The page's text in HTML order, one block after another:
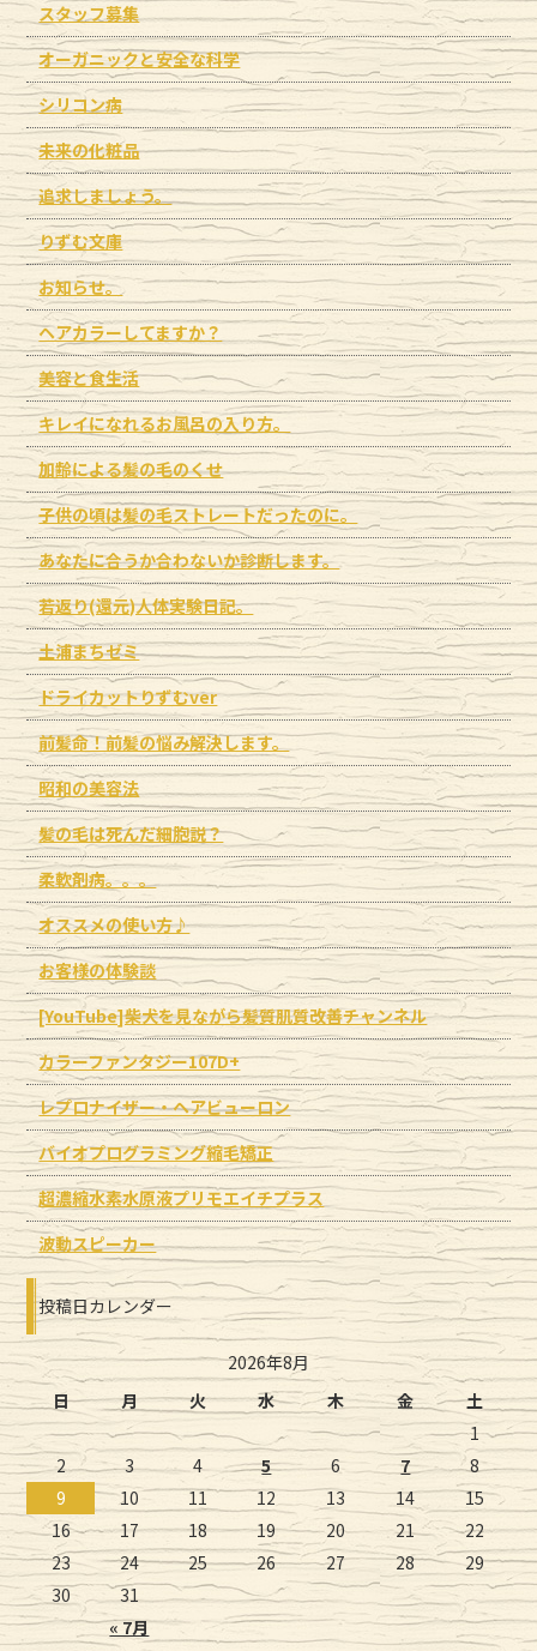
スタッフ募集
オーガニックと安全な科学
シリコン病
未来の化粧品
追求しましょう。
りずむ文庫
お知らせ。
ヘアカラーしてますか？
美容と食生活
キレイになれるお風呂の入り方。
加齢による髪の毛のくせ
子供の頃は髪の毛ストレートだったのに。
あなたに合うか合わないか診断します。
若返り(還元)人体実験日記。
土浦まちゼミ
ドライカットりずむver
前髪命！前髪の悩み解決します。
昭和の美容法
髪の毛は死んだ細胞説？
柔軟剤病。。。
オススメの使い方♪
お客様の体験談
[YouTube]柴犬を見ながら髪質肌質改善チャンネル
カラーファンタジー107D+
レプロナイザー・ヘアビューロン
バイオプログラミング縮毛矯正
超濃縮水素水原液プリモエイチプラス
波動スピーカー
投稿日カレンダー
2026年8月
日
月 火 水 木 金 土
« 7月
1
2
3 4 5 6 7
8
9
10 11 12 13 14
15
16
17 18 19 20 21
22
23
24 25 26 27 28
29
30
31